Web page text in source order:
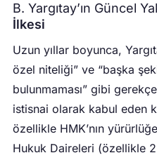
B. Yargıtay’ın Güncel
İlkesi
Uzun yıllar boyunca,
özel niteliği” ve “başka
bulunmaması” gibi
istisnai olarak kabul eden
özellikle HMK’nın
Hukuk Daireleri (özellikle